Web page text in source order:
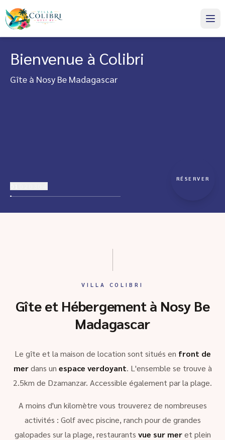
Bienvenue à Colibri
Gîte à Nosy Be Madagascar
RÉSERVER
VILLA COLIBRI
Gîte et Hébergement à Nosy Be
Madagascar
Le gîte et la maison de location sont situés en front de
merdans un espace verdoyant. L'ensemble se trouve à
2.5km de Dzamanzar. Accessible également par la plage.
A moins d'un kilomètre vous trouverez de nombreuses
activités : Golf avec piscine, ranch pour de grandes
galopades sur la plage, restaurants vue sur meret plein